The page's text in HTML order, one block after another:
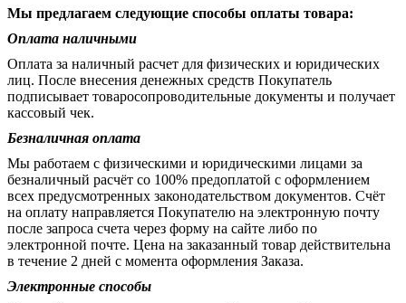
Мы предлагаем следующие способы оплаты товара:
Оплата наличными
Оплата за наличный расчет для физических и юридических
лиц. После внесения денежных средств Покупатель
подписывает товаросопроводительные документы и получает
кассовый чек.
Безналичная оплата
Мы работаем с физическими и юридическими лицами за
безналичный расчёт со 100% предоплатой с оформлением
всех предусмотренных законодательством документов. Счёт
на оплату направляется Покупателю на электронную почту
после запроса счета через форму на сайте либо по
электронной почте. Цена на заказанный товар действительна
в течение 2 дней с момента оформления Заказа.
Электронные способы